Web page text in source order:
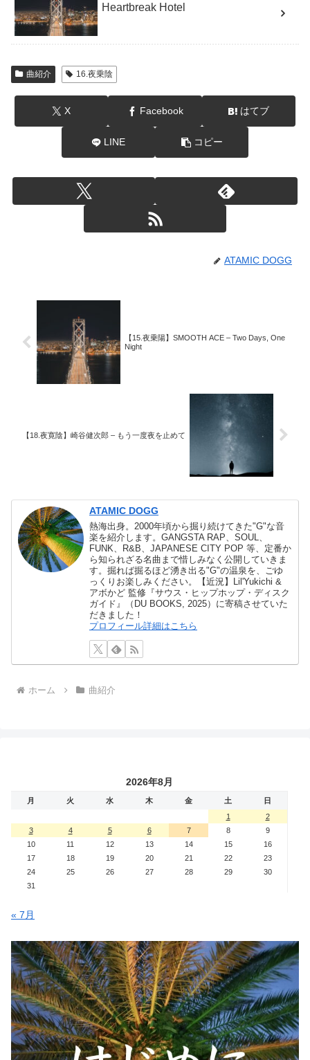
Heartbreak Hotel
曲紹介 16.夜乗陰
X Facebook はてブ
LINE コピー
ATAMIC DOGG
【15.夜乗陽】SMOOTH ACE – Two Days, One
Night
【18.夜寛陰】崎谷健次郎 – もう一度夜を止めて
ATAMIC DOGG
熱海出身。2000年頃から掘り続けてきた"G"な音
楽を紹介します。GANGSTA RAP、SOUL、
FUNK、R&B、JAPANESE CITY POP 等、定番か
ら知られざる名曲まで惜しみなく公開していきま
す。掘れば掘るほど湧き出る"G"の温泉を、ごゆ
っくりお楽しみください。【近況】Lil'Yukichi &
アボかど 監修『サウス・ヒップホップ・ディスク
ガイド』（DU BOOKS, 2025）に寄稿させていた
だきました！
プロフィール詳細はこちら
ホーム 曲紹介
2026年8月
月 火 水 木 金 土
日
1
2
3
4 5 6 7 8
9
10
11 12 13 14 15
16
17
18 19 20 21 22
23
24
25 26 27 28 29
30
31
« 7月